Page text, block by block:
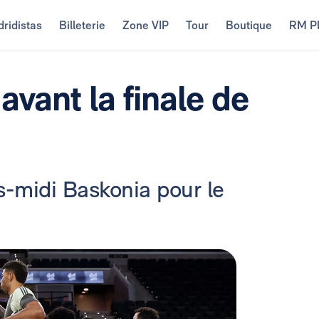
Billeterie Zone VIP Tour Boutique RM
la finale de
midi Baskonia pour le